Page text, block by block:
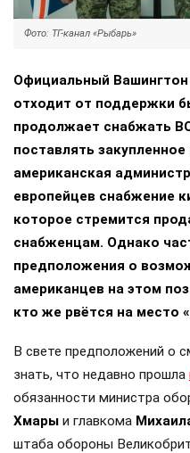
Фото: ТГ-канал «Рыбарь»
Официальный
отходит от поддержки
продолжает снабжать
поставлять
американская
европейцев снабжение
которое стремится
снабженцам. Однако
предположения о
американцев на этом
кто же рвётся на место
В свете предположений о
знать, что недавно прошла
обязанности министра
Хмары и главкома
штаба обороны